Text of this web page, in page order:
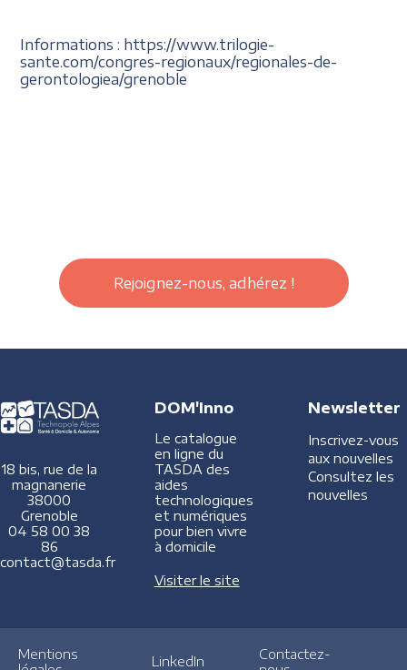
Informations : https://www.trilogie-
sante.com/congres-regionaux/regionales-de-
gerontologiea/grenoble
Rejoignez-nous, adhérez !
18 bis, rue de la
magnanerie
38000
Grenoble
04 58 00 38
86
contact@tasda.fr
DOM'Inno
Le catalogue
en ligne du
TASDA des
aides
technologiques
et numériques
pour bien vivre
à domicile
Visiter le site
Newsletter
Inscrivez-vous
aux nouvelles
Consultez les
nouvelles
Mentions
LinkedIn
Contactez-